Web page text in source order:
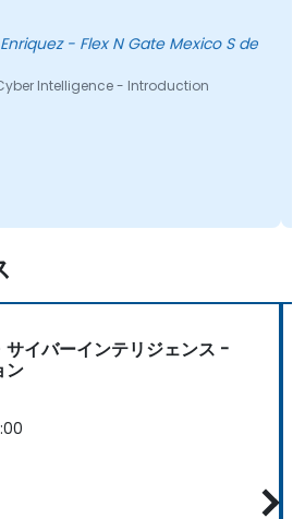
Mexico S de
Intelligence - Introduction
サイバーインテリジェンス -
ン